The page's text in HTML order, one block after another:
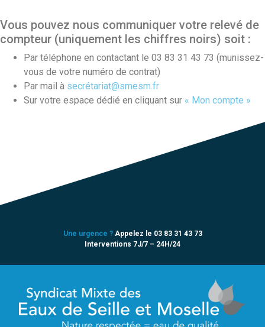
Vous pouvez nous communiquer votre relevé de
compteur (uniquement les chiffres noirs) soit :
Par téléphone en contactant le 03 83 31 43 73 (munissez-
vous de votre numéro de contrat)
Par mail à secrétariat@smesm.fr
Sur votre espace dédié en cliquant sur « Mon compte »
Une urgence ? Appelez le 03 83 31 43 73
Interventions 7J/7 – 24H/24